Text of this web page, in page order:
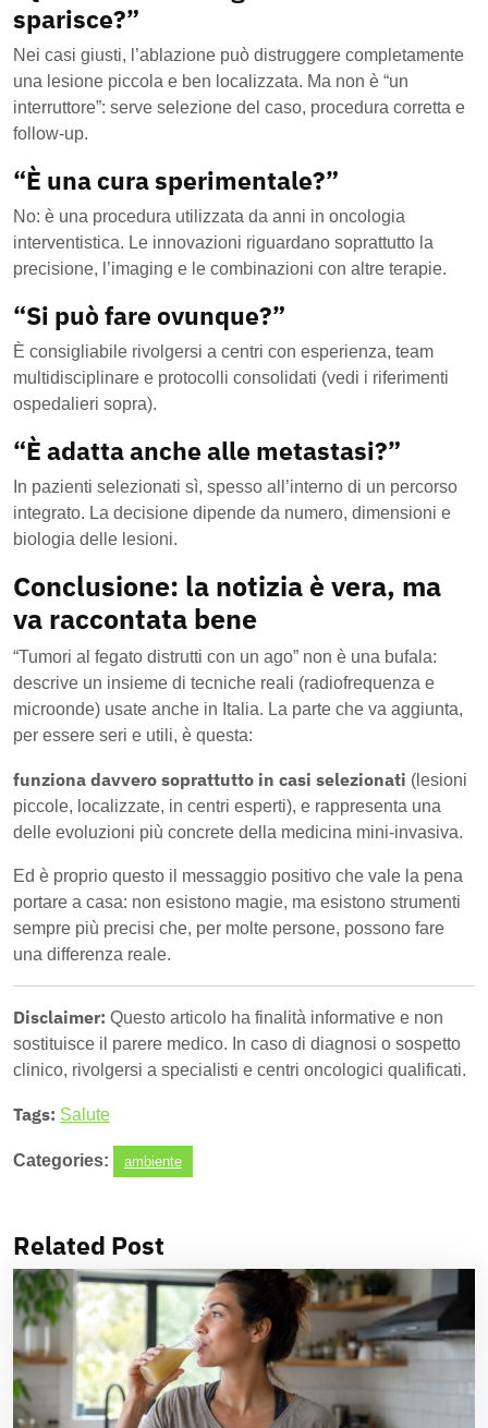
sparisce?”
Nei casi giusti, l’ablazione può distruggere completamente
una lesione piccola e ben localizzata. Ma non è “un
interruttore”: serve selezione del caso, procedura corretta e
follow-up.
“È una cura sperimentale?”
No: è una procedura utilizzata da anni in oncologia
interventistica. Le innovazioni riguardano soprattutto la
precisione, l’imaging e le combinazioni con altre terapie.
“Si può fare ovunque?”
È consigliabile rivolgersi a centri con esperienza, team
multidisciplinare e protocolli consolidati (vedi i riferimenti
ospedalieri sopra).
“È adatta anche alle metastasi?”
In pazienti selezionati sì, spesso all’interno di un percorso
integrato. La decisione dipende da numero, dimensioni e
biologia delle lesioni.
Conclusione: la notizia è vera, ma
va raccontata bene
“Tumori al fegato distrutti con un ago” non è una bufala:
descrive un insieme di tecniche reali (radiofrequenza e
microonde) usate anche in Italia. La parte che va aggiunta,
per essere seri e utili, è questa:
funziona davvero soprattutto in casi selezionati (lesioni
piccole, localizzate, in centri esperti), e rappresenta una
delle evoluzioni più concrete della medicina mini-invasiva.
Ed è proprio questo il messaggio positivo che vale la pena
portare a casa: non esistono magie, ma esistono strumenti
sempre più precisi che, per molte persone, possono fare
una differenza reale.
Disclaimer: Questo articolo ha finalità informative e non
sostituisce il parere medico. In caso di diagnosi o sospetto
clinico, rivolgersi a specialisti e centri oncologici qualificati.
Tags: Salute
Categories: ambiente
Related Post